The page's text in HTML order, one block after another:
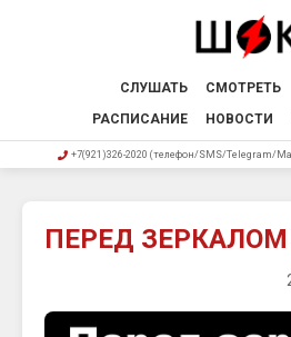
СЛУШАТЬ СМОТРЕТЬ
РАСПИСАНИЕ
НОВОСТИ
+7(921)326-2020 (телефон/SMS/Telegram/
ПЕРЕД ЗЕРКАЛОМ